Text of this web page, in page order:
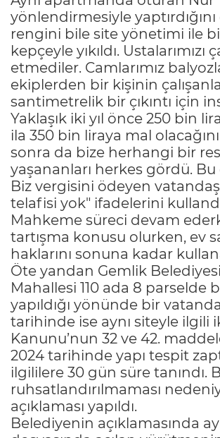
yönlendirmesiyle
rengini bile site yönetimi ile
kepçeyle yıkıldı.
etmediler. Camlarımız
ekiplerden bir kişinin
santimetrelik bir çıkıntı için
Yaklaşık iki yıl önce 250 bin
ila 350 bin liraya mal
sonra da bize herhangi bir
yaşananları herkes gördü.
Biz vergisini ödeyen
telafisi yok" ifadelerini
Mahkeme süreci devam
tartışma konusu olurken, ev
haklarını sonuna kadar
Öte yandan Gemlik
Mahallesi 110 ada 8 parselde
yapıldığı yönünde bir
tarihinde ise aynı siteyle ilgili
Kanunu’nun 32 ve 42.
2024 tarihinde yapı tespit
ilgililere 30 gün süre tanındı.
ruhsatlandırılmaması
açıklaması yapıldı.
Belediyenin açıklamasında